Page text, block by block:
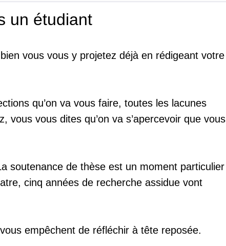
un étudiant
vous vous y projetez déjà en rédigeant votre
qu’on va vous faire, toutes les lacunes
vous vous dites qu’on va s’apercevoir que vous
soutenance de thèse est un moment particulier
cinq années de recherche assidue vont
empêchent de réfléchir à tête reposée.